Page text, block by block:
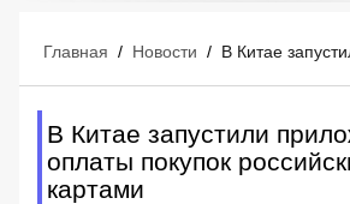
Главная / Новости /
В Китае запустили
оплаты покупок
картами